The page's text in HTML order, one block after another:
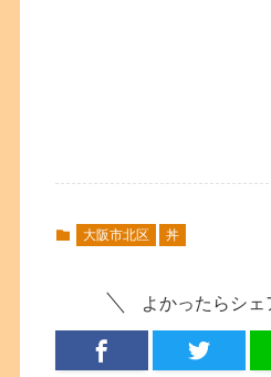
大阪市北区 丼
よかったらシェ